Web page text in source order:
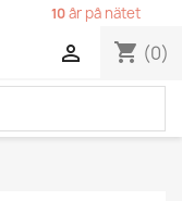
10år på nätet
shopping_cart (0)
